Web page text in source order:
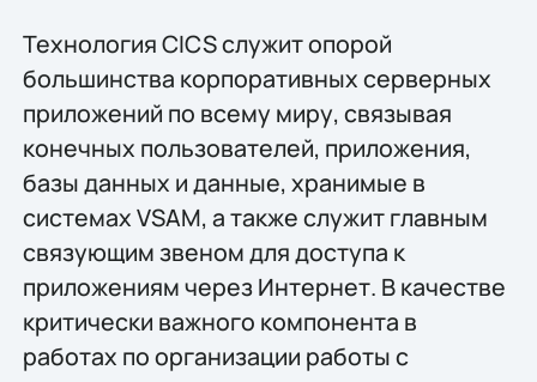
Технология CICS служит опорой
большинства корпоративных серверных
приложений по всему миру, связывая
конечных пользователей, приложения,
базы данных и данные, хранимые в
системах VSAM, а также служит главным
связующим звеном для доступа к
приложениям через Интернет. В качестве
критически важного компонента в
работах по организации работы с